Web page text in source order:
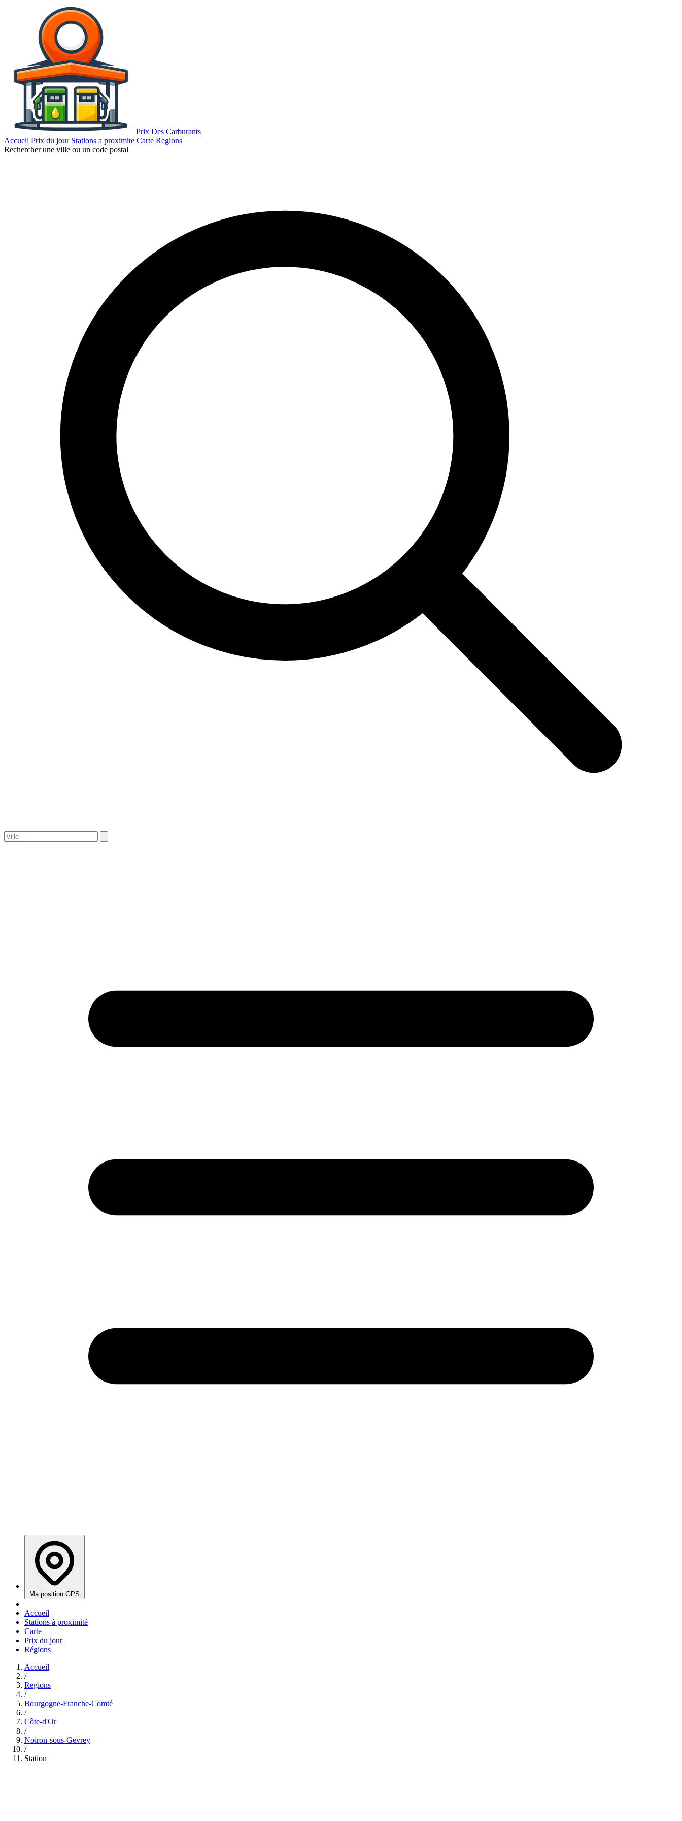
Prix Des Carburants
Accueil Prix du jour Stations a proximite Carte Regions
Rechercher une ville ou un code postal
Ma position GPS
Accueil
Stations à proximité
Carte
Prix du jour
Régions
Accueil
/
Regions
/
Bourgogne-Franche-Comté
/
Côte-d'Or
/
Noiron-sous-Gevrey
/
Station